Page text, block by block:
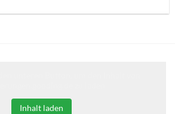
Inhalt laden